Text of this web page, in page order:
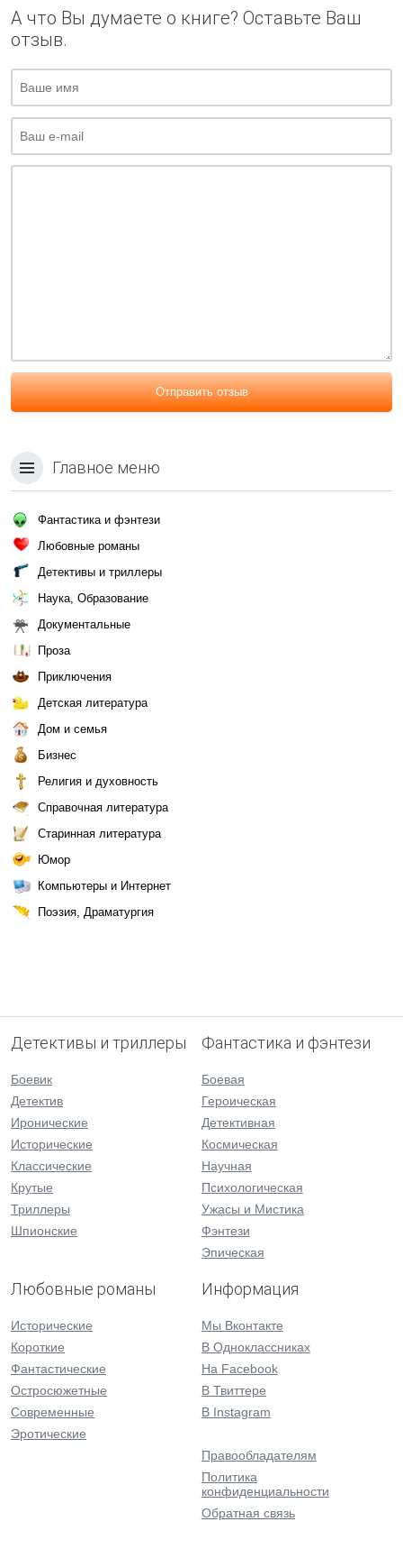
А что Вы думаете о книге? Оставьте Ваш
отзыв.
Отправить отзыв
Главное меню
Фантастика и фэнтези
Любовные романы
Детективы и триллеры
Наука, Образование
Документальные
Проза
Приключения
Детская литература
Дом и семья
Бизнес
Религия и духовность
Справочная литература
Старинная литература
Юмор
Компьютеры и Интернет
Поэзия, Драматургия
Детективы и триллеры
Боевик
Детектив
Иронические
Исторические
Классические
Крутые
Триллеры
Шпионские
Фантастика и фэнтези
Боевая
Героическая
Детективная
Космическая
Научная
Психологическая
Ужасы и Мистика
Фэнтези
Эпическая
Любовные романы
Исторические
Короткие
Фантастические
Остросюжетные
Современные
Эротические
Информация
Мы Вконтакте
В Одноклассниках
На Facebook
В Твиттере
В Instagram
Правообладателям
Политика
конфиденциальности
Обратная связь